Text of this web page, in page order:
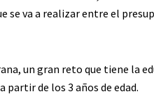
se va a realizar entre el
un gran reto que tiene la
partir de los 3 años de edad.